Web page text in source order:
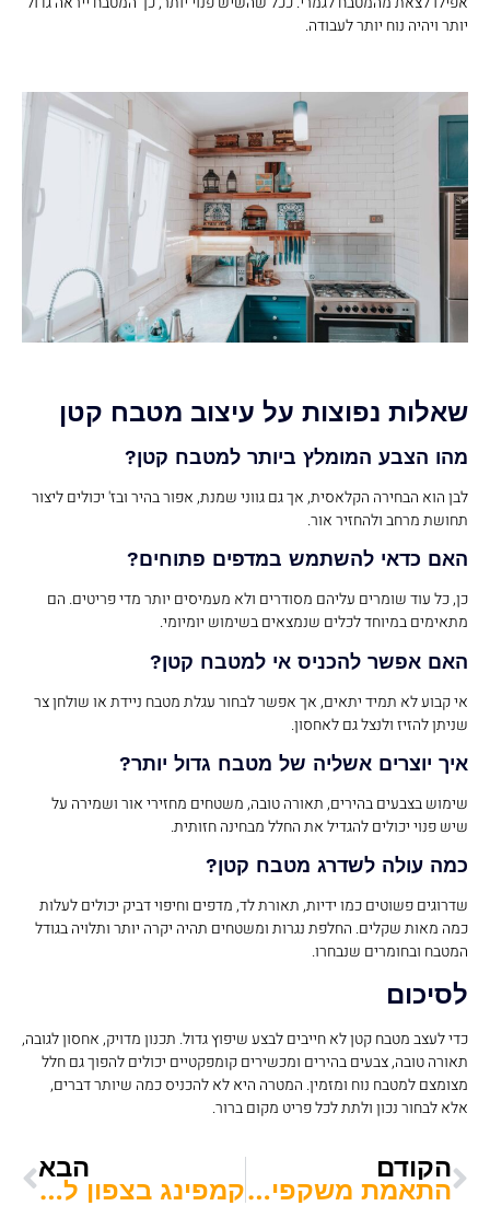
יותר ויהיה נוח יותר לעבודה.
שאלות נפוצות על עיצוב מטבח קטן
מהו הצבע המומלץ ביותר למטבח קטן?
לבן הוא הבחירה הקלאסית, אך גם גווני שמנת, אפור בהיר ובז' יכולים ליצור
תחושת מרחב ולהחזיר אור.
האם כדאי להשתמש במדפים פתוחים?
כן, כל עוד שומרים עליהם מסודרים ולא מעמיסים יותר מדי פריטים. הם
מתאימים במיוחד לכלים שנמצאים בשימוש יומיומי.
האם אפשר להכניס אי למטבח קטן?
אי קבוע לא תמיד יתאים, אך אפשר לבחור עגלת מטבח ניידת או שולחן צר
שניתן להזיז ולנצל גם לאחסון.
איך יוצרים אשליה של מטבח גדול יותר?
שימוש בצבעים בהירים, תאורה טובה, משטחים מחזירי אור ושמירה על
שיש פנוי יכולים להגדיל את החלל מבחינה חזותית.
כמה עולה לשדרג מטבח קטן?
שדרוגים פשוטים כמו ידיות, תאורת לד, מדפים וחיפוי דביק יכולים לעלות
כמה מאות שקלים. החלפת נגרות ומשטחים תהיה יקרה יותר ותלויה בגודל
המטבח ובחומרים שנבחרו.
לסיכום
כדי לעצב מטבח קטן לא חייבים לבצע שיפוץ גדול. תכנון מדויק, אחסון לגובה,
תאורה טובה, צבעים בהירים ומכשירים קומפקטיים יכולים להפוך גם חלל
מצומצם למטבח נוח ומזמין. המטרה היא לא להכניס כמה שיותר דברים,
אלא לבחור נכון ולתת לכל פריט מקום ברור.
הקודם
התאמת משקפיים לפנים: לסטודנטים שרוצים לראות בסטייל
הבא
קמפינג בצפון לסטודנטים: חופשת סמסטר שלא תשכחו